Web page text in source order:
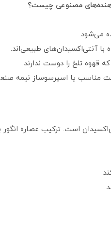
مصنوعی چیست؟
می‌شود.
با آنتی‌اکسیدان‌های طبیعی‌اند.
قهوه تلخ را دوست ندارند.
مناسب یا اسپرسوساز نیمه
است. ترکیب عصاره